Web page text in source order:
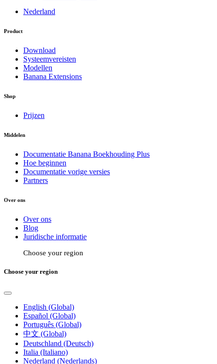
Nederland
Product
Download
Systeemvereisten
Modellen
Banana Extensions
Shop
Prijzen
Middelen
Documentatie Banana Boekhouding Plus
Hoe beginnen
Documentatie vorige versies
Partners
Over ons
Over ons
Blog
Juridische informatie
Choose your region
Choose your region
English (Global)
Español (Global)
Português (Global)
中文 (Global)
Deutschland (Deutsch)
Italia (Italiano)
Nederland (Nederlands)